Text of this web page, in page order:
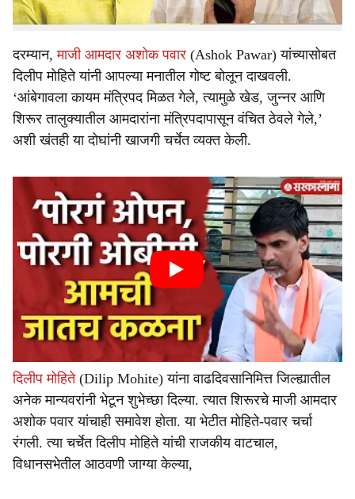
यांनी केले आहे.
दरम्यान,माजी आमदार अशोक पवार (Ashok Pawar) यांच्यासोबत
दिलीप माेहिते यांनी आपल्या मनातील गोष्ट बोलून दाखवली.
‘आंबेगावला कायम मंत्रिपद मिळत गेले, त्यामुळे खेड, जुन्नर आणि
शिरूर तालुक्यातील आमदारांना मंत्रिपदापासून वंचित ठेवले गेले,’
अशी खंतही या दोघांनी खाजगी चर्चेत व्यक्त केली.
दिलीप मोहिते(Dilip Mohite) यांना वाढदिवसानिमित्त जिल्ह्यातील
अनेक मान्यवरांनी भेटून शुभेच्छा दिल्या. त्यात शिरूरचे माजी आमदार
अशोक पवार यांचाही समावेश होता. या भेटीत मोहिते-पवार चर्चा
रंगली. त्या चर्चेत दिलीप मोहिते यांची राजकीय वाटचाल,
विधानसभेतील आठवणी जाग्या केल्या,